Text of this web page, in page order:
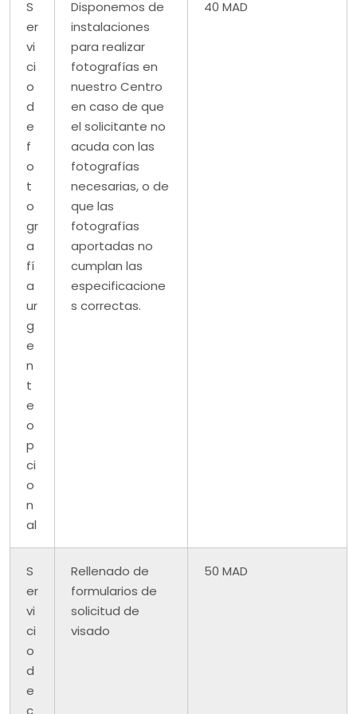
S
er
vi
ci
o
d
e
f
o
t
o
gr
a
fí
a
ur
g
e
n
t
e
o
p
ci
o
n
al
Disponemos de
instalaciones
para realizar
fotografías en
nuestro Centro
en caso de que
el solicitante no
acuda con las
fotografías
necesarias, o de
que las
fotografías
aportadas no
cumplan las
especificacione
s correctas.
40 MAD
S
er
vi
ci
o
d
e
c
Rellenado de
formularios de
solicitud de
visado
50 MAD